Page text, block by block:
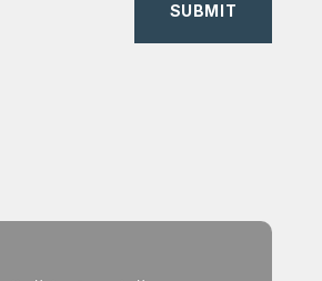
SUBMIT